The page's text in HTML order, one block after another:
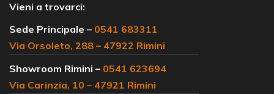
Vieni a trovarci:
Sede Principale – 0541 683311
Via Orsoleto, 288 – 47922 Rimini
Showroom Rimini – 0541 623694
Via Carinzia, 10 – 47921 Rimini